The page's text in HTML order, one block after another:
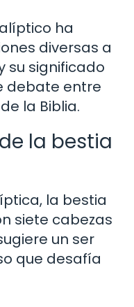
ha
diversas a
su significado
debate entre
la Biblia.
la bestia
la bestia
siete cabezas
un ser
que desafía